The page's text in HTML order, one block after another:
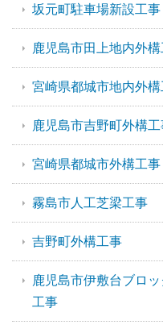
坂元町駐車場新設工事
鹿児島市田上地内外
宮崎県都城市地内外
鹿児島市吉野町外構
宮崎県都城市外構工事
霧島市人工芝梁工事
吉野町外構工事
鹿児島市伊敷台ブロ
工事